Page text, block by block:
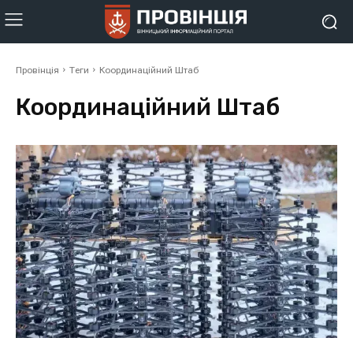
Провінція Теги Координаційний Штаб
Координаційний Штаб